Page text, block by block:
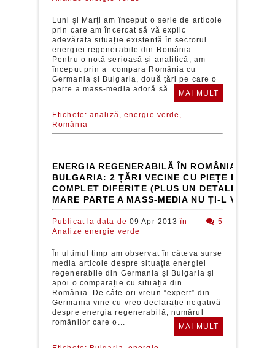
Luni și Marți am început o serie de articole
prin care am încercat să vă explic
adevărata situație existentă în sectorul
energiei regenerabile din România.
Pentru o notă serioasă și analitică, am
început prin a compara România cu
Germania și Bulgaria, două țări pe care o
parte a mass-media adoră să...
MAI MULT
Etichete: analiză,
energie verde,
România
ENERGIA REGENERABILĂ ÎN ROMÂNIA ȘI
BULGARIA: 2 ȚĂRI VECINE CU PIEȚE DE
COMPLET DIFERITE (PLUS UN DETALIU PE
MARE PARTE A MASS-MEDIA NU ȚI-L VOR
Publicat la data de 09 Apr 2013 în
Analize energie verde
5
În ultimul timp am observat în câteva surse
media articole despre situația energiei
regenerabile din Germania și Bulgaria și
apoi o comparație cu situația din
România. De câte ori vreun “expert” din
Germania vine cu vreo declarație negativă
despre energia regenerabilă, numărul
românilor care o...
MAI MULT